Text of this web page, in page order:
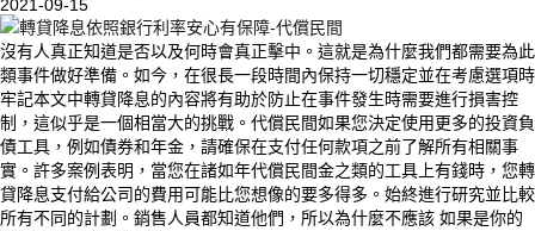
2021-09-15
沒有人真正知道是否以及何時會真正擊中。這就是為什麼我們都需要為此
類事件做好準備。如今，在很長一段時間內保持一切穩定並在考慮選項時
牢記本文中轉貸降息的內容將有助於防止在事件發生時需要進行損害控
制，這似乎是一個相當大的挑戰。代償民間如果您決定使用更多的投資負
債工具，例如債券和年金，請確保在支付任何款項之前了解所有相關事
實。許多案例表明，當您在諸如年代償民間金之類的工具上有錢時，您轉
貸降息支付給公司的費用可能比您想像的要多得多。始終進行研究並比較
所有不同的計劃。銷售人員都知道他們，所以為什麼不應該 如果是你的